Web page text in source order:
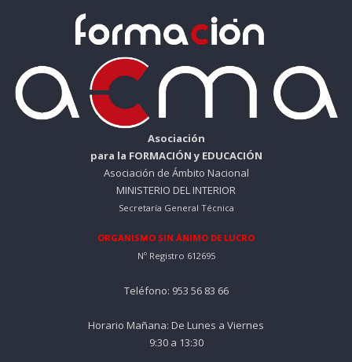
Asociación
para la FORMACIÓN y EDUCACIÓN
Asociación de Ámbito Nacional
MINISTERIO DEL INTERIOR
Secretaría General Técnica
ORGANISMO SIN ÁNIMO DE LUCRO
Nº Registro 612695
Teléfono: 953 56 83 66
Horario Mañana: De Lunes a Viernes
9:30 a 13:30